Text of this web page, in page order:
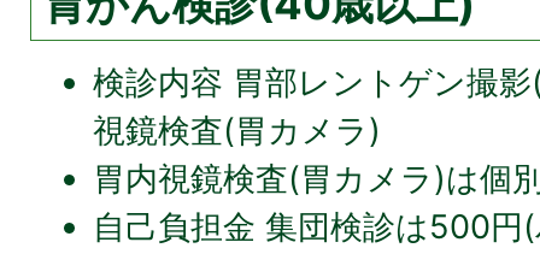
検診内容 胃部レントゲン撮
視鏡検査(胃カメラ)
胃内視鏡検査(胃カメラ)は個
自己負担金 集団検診は500